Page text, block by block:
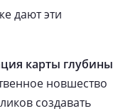
дают эти
карты глубины
новшество
создавать